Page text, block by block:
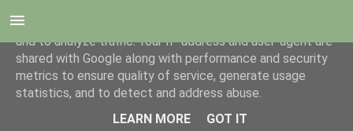
This site uses cookies from Google to deliver its services
and to analyze traffic. Your IP address and user-agent are
shared with Google along with performance and security
metrics to ensure quality of service, generate usage
statistics, and to detect and address abuse.
LEARN MORE
GOT IT